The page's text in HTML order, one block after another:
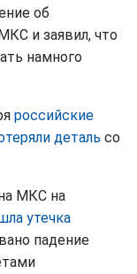
об
и заявил, что
намного
российские
деталь со
МКС на
утечка
падение